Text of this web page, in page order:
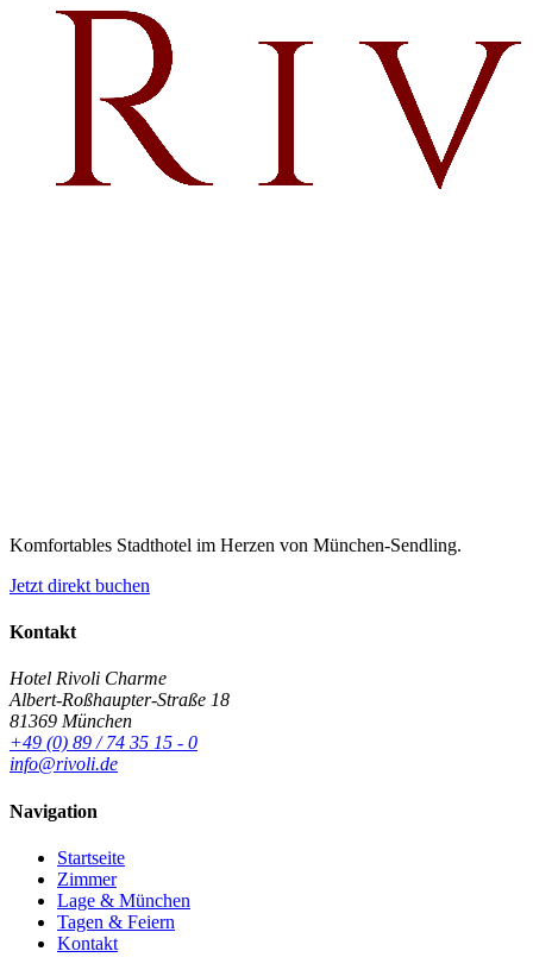
Komfortables Stadthotel im Herzen von München-Sendling.
Jetzt direkt buchen
Kontakt
Hotel Rivoli Charme
Albert-Roßhaupter-Straße 18
81369 München
+49 (0) 89 / 74 35 15 - 0
info@rivoli.de
Navigation
Startseite
Zimmer
Lage & München
Tagen & Feiern
Kontakt